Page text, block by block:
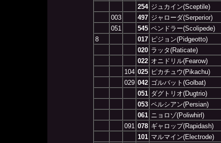
254 ジュカイン(Sceptile)
003
497 ジャローダ(Serperior)
051
545 ペンドラー(Scolipede)
8
017 ピジョン(Pidgeotto)
020 ラッタ(Raticate)
022 オニドリル(Fearow)
104 025 ピカチュウ(Pikachu)
029 042 ゴルバット(Golbat)
051 ダグトリオ(Dugtrio)
053 ペルシアン(Persian)
061 ニョロゾ(Poliwhirl)
091 078 ギャロップ(Rapidash)
101 マルマイン(Electrode)